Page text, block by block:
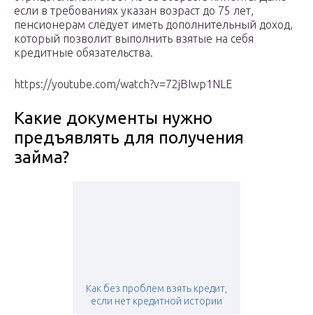
если в требованиях указан возраст до 75 лет,
пенсионерам следует иметь дополнительный доход,
который позволит выполнить взятые на себя
кредитные обязательства.
https://youtube.com/watch?v=72jBIwp1NLE
Какие документы нужно
предъявлять для получения
займа?
Как без проблем взять кредит,
если нет кредитной истории